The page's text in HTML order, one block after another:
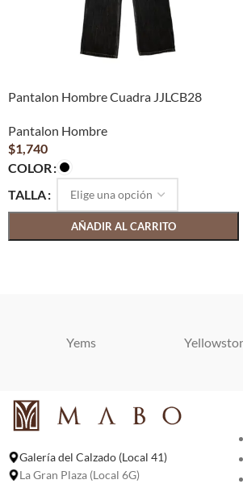
Pantalon Hombre Cuadra JJLCB28
Pantalon Hombre
$1,740
COLOR
TALLA
AÑADIR AL CARRITO
Yems
Galería del Calzado (Local 41)
La Gran Plaza (Local 6G)